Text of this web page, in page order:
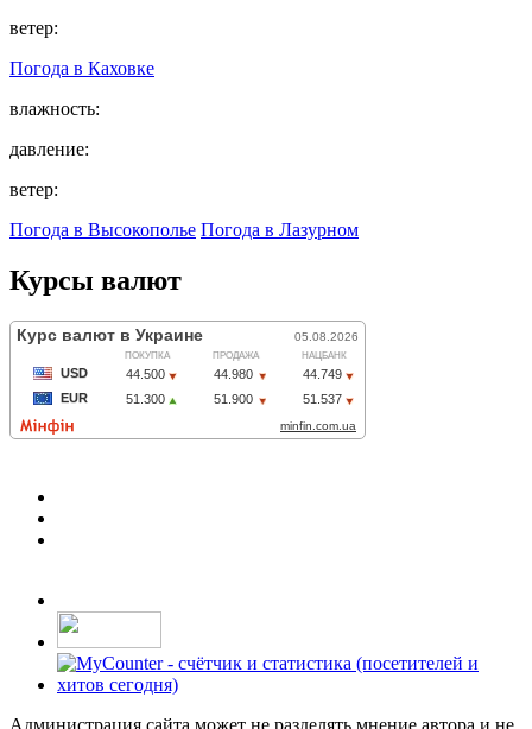
ветер:
Погода в Каховке
влажность:
давление:
ветер:
Погода в Высокополье Погода в Лазурном
Курсы валют
Администрация сайта может не разделять мнение автора и не